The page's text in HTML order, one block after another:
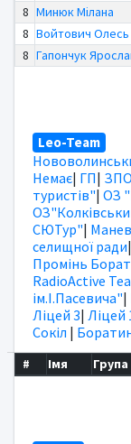
8 Минюк Мілана
8 Войтович Олесь
8 Гапончук
Leo-Team
Немає| ГП|
туристів"| ОЗ
СЮТур"|
селищної ради|
Промінь
RadioActive
ім.І.Пасевича"|
Ліцей 3| Ліцей
Сокіл |
# Імя Група